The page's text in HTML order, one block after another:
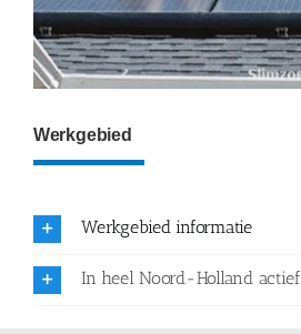
Werkgebied
Werkgebied informatie
In heel Noord-Holland actief